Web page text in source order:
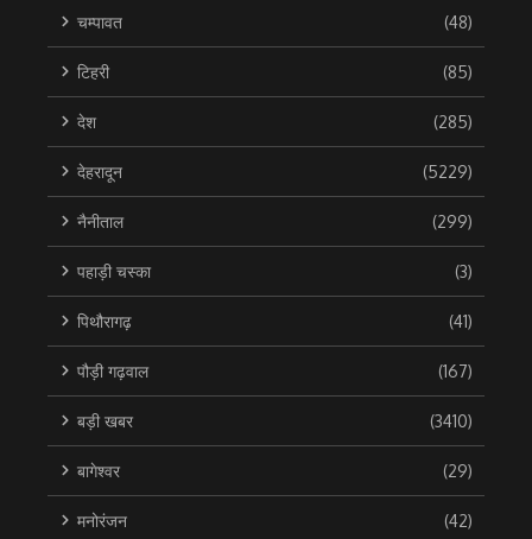
चम्पावत (48)
टिहरी (85)
देश (285)
देहरादून (5229)
नैनीताल (299)
पहाड़ी चस्का (3)
पिथौरागढ़ (41)
पौड़ी गढ़वाल (167)
बड़ी खबर (3410)
बागेश्वर (29)
मनोरंजन (42)